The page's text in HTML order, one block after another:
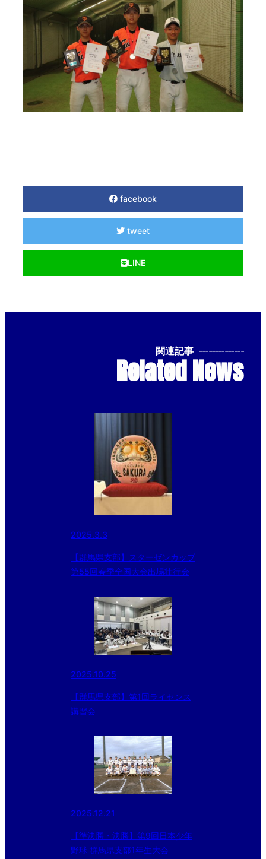
facebook
tweet
LINE
関連記事 --------------
Related News
2025.3.3
【群馬県支部】スターゼンカップ
第55回春季全国大会出場壮行会
2025.10.25
【群馬県支部】第1回ライセンス
講習会
2025.12.21
【準決勝・決勝】第9回日本少年
野球 群馬県支部1年生大会